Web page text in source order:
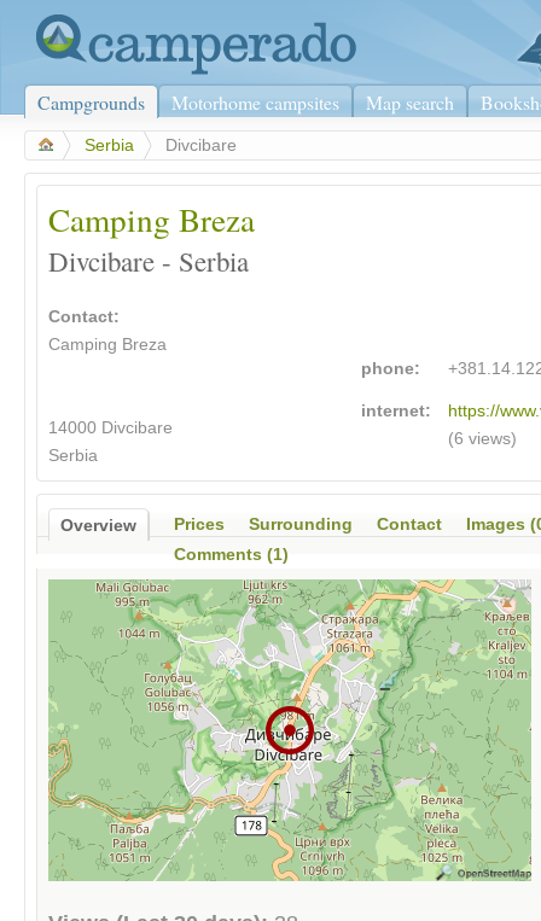
Campgrounds Motorhome campsites Map search
Serbia Divcibare
Camping Breza
Divcibare - Serbia
Contact:
Camping Breza
14000 Divcibare
Serbia
phone:
internet:
https://
(6 views)
Overview Prices Surrounding Contact
Images
Comments (1)